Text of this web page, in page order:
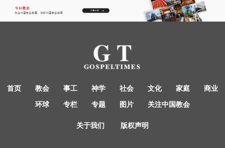
首页 教会 事工 神学 社会 文化 家庭 商业
环球 专栏 专题 图片 关注中国教会
关于我们 版权声明